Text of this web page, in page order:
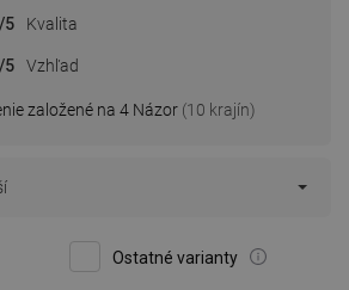
založené na 4 Názor (10 krajín)
/5 Kvalita
/5 Vzhľad
Ostatné varianty